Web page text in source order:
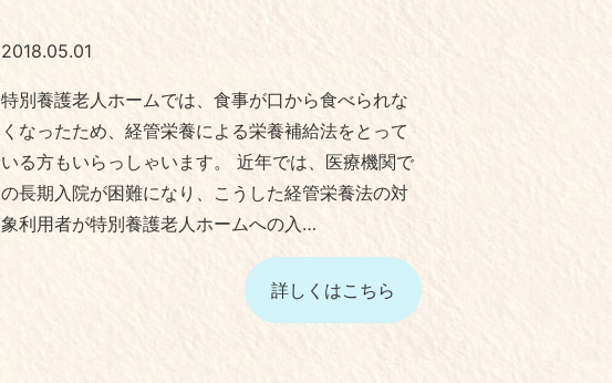
2018.05.01
特別養護老人ホームでは、食事が口から食べられな
くなったため、経管栄養による栄養補給法をとって
いる方もいらっしゃいます。 近年では、医療機関で
の長期入院が困難になり、こうした経管栄養法の対
象利用者が特別養護老人ホームへの入…
詳しくはこちら